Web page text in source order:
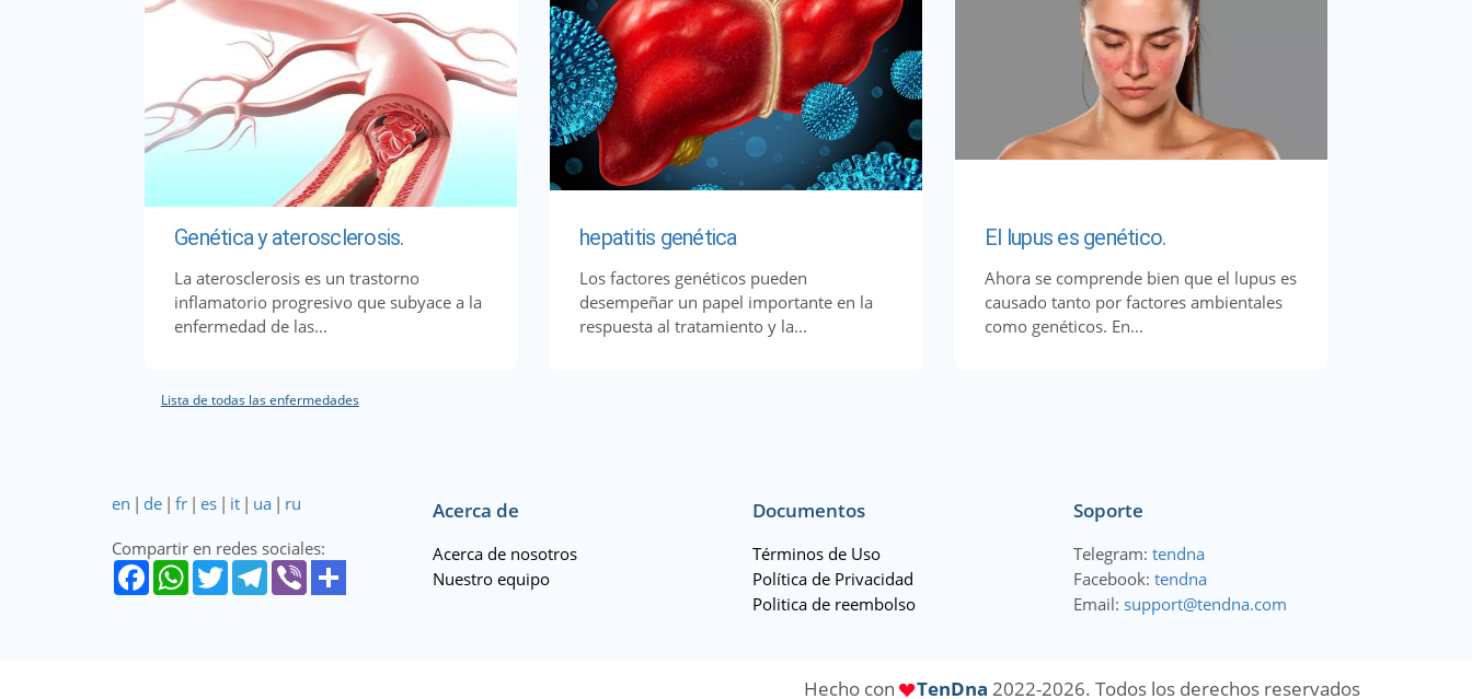
Genética y aterosclerosis.
La aterosclerosis es un trastorno
inflamatorio progresivo que subyace a la
enfermedad de las...
hepatitis genética
Los factores genéticos pueden
desempeñar un papel importante en la
respuesta al tratamiento y la...
El lupus es genético.
Ahora se comprende bien que el lupus es
causado tanto por factores ambientales
como genéticos. En...
Lista de todas las enfermedades
en | de | fr | es | it | ua | ru
Compartir en redes sociales:
Acerca de
Acerca de nosotros
Nuestro equipo
Documentos
Términos de Uso
Política de Privacidad
Politica de reembolso
Soporte
Telegram: tendna
Facebook: tendna
Email: support@tendna.com
Hecho con TenDna 2022-2026. Todos los derechos reservados